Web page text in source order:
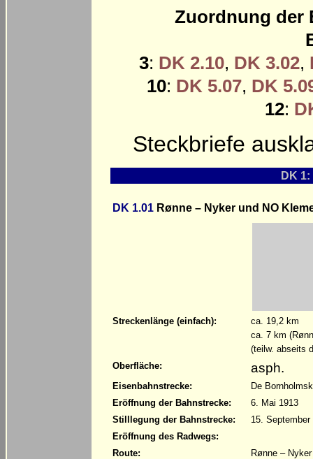
Zuordnung der
3: DK 2.10, DK 3.02,
10: DK 5.07, DK
12:
Steckbriefe
DK
DK 1.01 Rønne – Nyker und NO
Streckenlänge (einfach):
ca. 19,2 km
ca. 7 km
(teilw. abseits
Oberfläche:
asph.
Eisenbahnstrecke:
De
Eröffnung der Bahnstrecke:
6. Mai 1913
Stilllegung der Bahnstrecke:
15. September
Eröffnung des Radwegs:
Route:
Rønne –